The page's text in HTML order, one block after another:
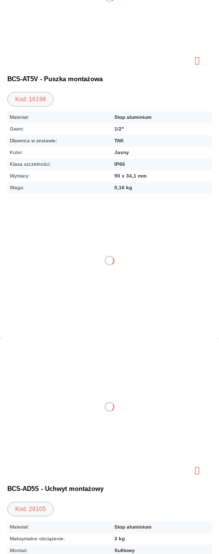
BCS-AT5V - Puszka montażowa
Kod: 16198
Materiał: Stop aluminium
Gwint: 1/2"
Dławnica w zestawie: TAK
Kolor: Jasny
Klasa szczelności: IP66
Wymiary: 90 x 34,1 mm
Waga: 0,16 kg
DO KOSZYKA
BCS-AD5S - Uchwyt montażowy
Kod: 28105
Materiał: Stop aluminium
Maksymalne obciążenie: 3 kg
Montaż: Sufitowy